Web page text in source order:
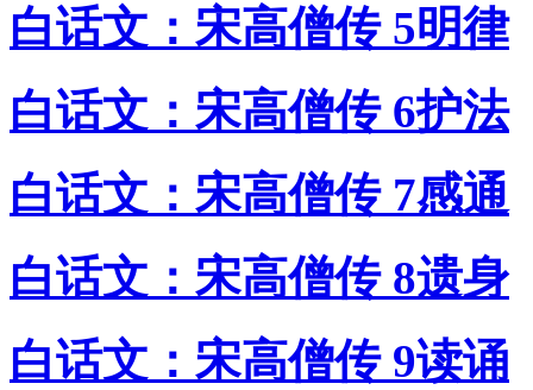
白话文：宋高僧传 5明律
白话文：宋高僧传 6护法
白话文：宋高僧传 7感通
白话文：宋高僧传 8遗身
白话文：宋高僧传 9读诵